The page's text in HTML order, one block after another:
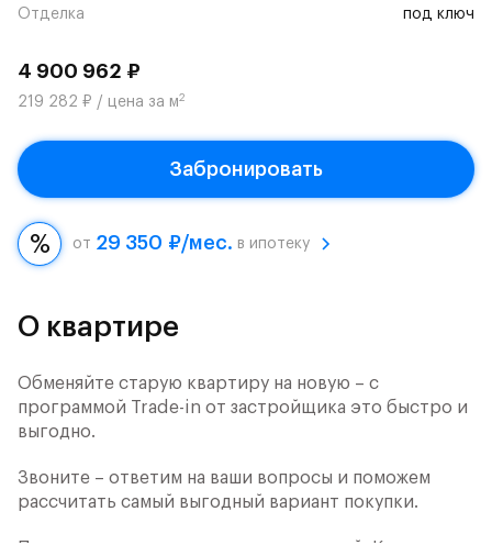
Отделка под ключ
4 900 962 ₽
219 282 ₽ / цена за м2
Забронировать
от 29 350 ₽/мес. в ипотеку
О квартире
Обменяйте старую квартиру на новую – с
программой Trade-in от застройщика это быстро и
выгодно.
Звоните – ответим на ваши вопросы и поможем
рассчитать самый выгодный вариант покупки.